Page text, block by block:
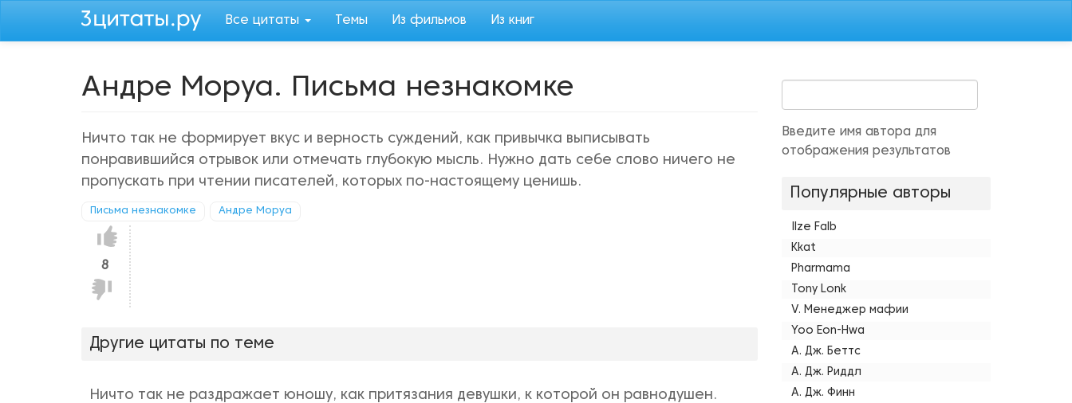
Все цитаты Темы Из фильмов Из книг
Андре Моруа. Письма незнакомке
Ничто так не формирует вкус и верность суждений, как привычка выписывать
понравившийся отрывок или отмечать глубокую мысль. Нужно дать себе слово ничего не
пропускать при чтении писателей, которых по-настоящему ценишь.
Письма незнакомке Андре Моруа
Нравится!
8
Не
нравится!
Другие цитаты по теме
Ничто так не раздражает юношу, как притязания девушки, к которой он равнодушен.
Введите имя автора для
отображения результатов
Популярные авторы
Ilze Falb
Kkat
Pharmama
Tony Lonk
V. Менеджер мафии
Yoo Eon-Hwa
А. Дж. Беттс
А. Дж. Риддл
А. Дж. Финн